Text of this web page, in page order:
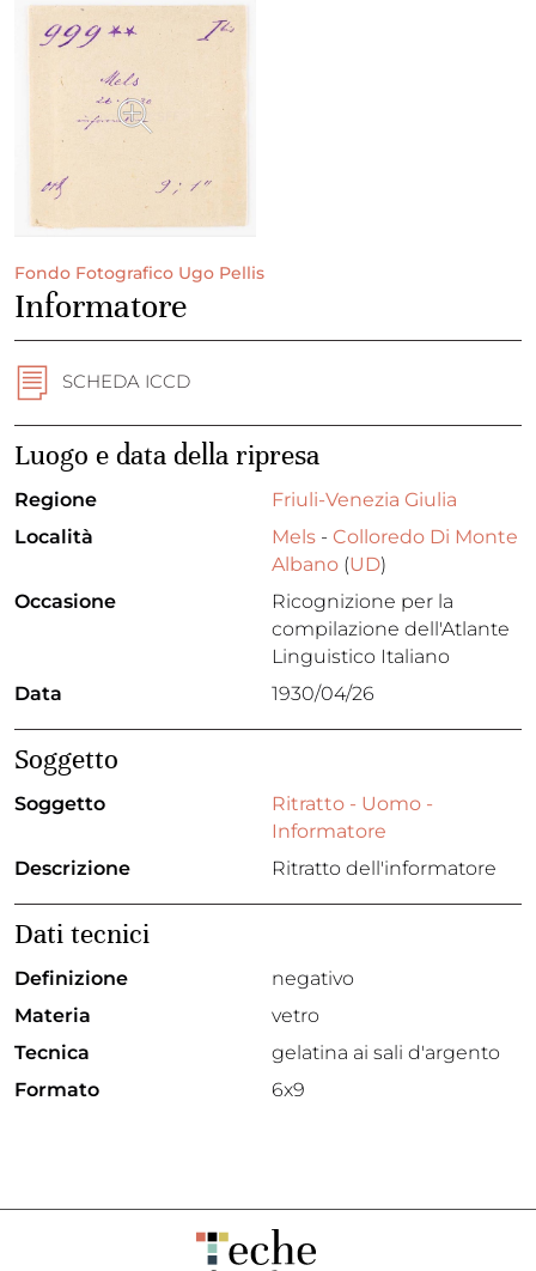
Fondo Fotografico Ugo Pellis
Informatore
SCHEDA ICCD
Luogo e data della ripresa
Regione
Friuli-Venezia Giulia
Località
Mels - Colloredo Di Monte
Albano (UD)
Occasione
Ricognizione per la
compilazione dell'Atlante
Linguistico Italiano
Data
1930/04/26
Soggetto
Soggetto
Ritratto - Uomo -
Informatore
Descrizione
Ritratto dell'informatore
Dati tecnici
Definizione
negativo
Materia
vetro
Tecnica
gelatina ai sali d'argento
Formato
6x9